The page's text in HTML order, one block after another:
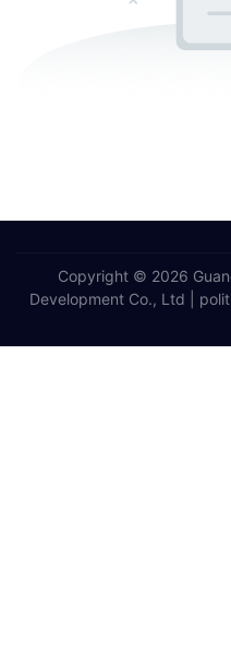
Copyright © 2026
Development Co., Ltd |